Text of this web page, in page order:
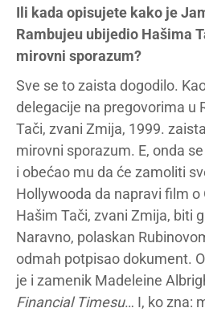
Ili kada opisujete kako je
Rambujeu ubijedio Hašima
mirovni sporazum?
Sve se to zaista dogodilo.
delegacije na pregovorima u
Tači, zvani Zmija, 1999.
mirovni sporazum. E, onda
i obećao mu da će zamoliti
Hollywooda da napravi film o
Hašim Tači, zvani Zmija, biti
Naravno, polaskan
odmah potpisao dokument.
je i zamenik Madeleine
Financial Timesu… I, ko zna: